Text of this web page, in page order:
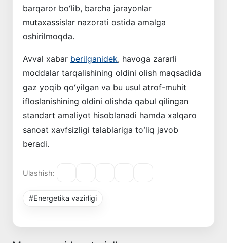
barqaror boʻlib, barcha jarayonlar
mutaxassislar nazorati ostida amalga
oshirilmoqda.
Avval xabar berilganidek, havoga zararli
moddalar tarqalishining oldini olish maqsadida
gaz yoqib qoʻyilgan va bu usul atrof-muhit
ifloslanishining oldini olishda qabul qilingan
standart amaliyot hisoblanadi hamda xalqaro
sanoat xavfsizligi talablariga toʻliq javob
beradi.
Ulashish:
#Energetika vazirligi